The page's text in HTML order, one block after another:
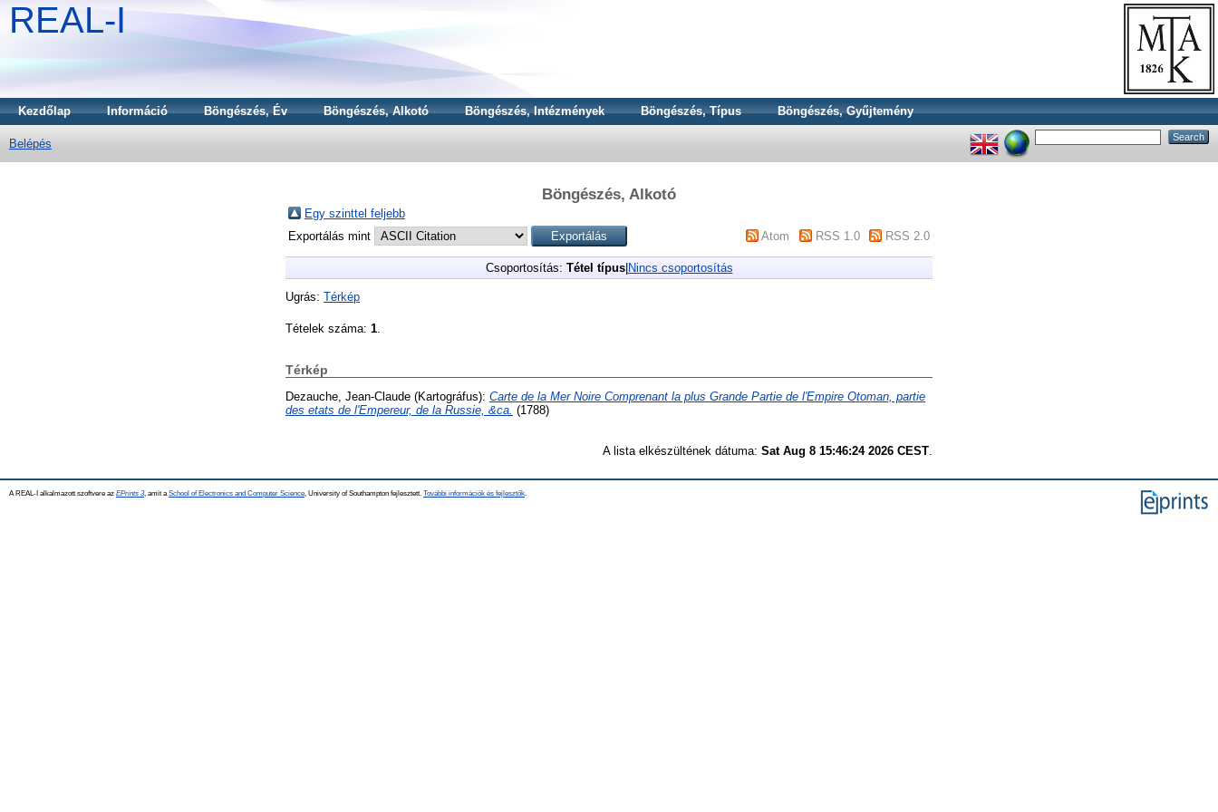
REAL-I
Kezdőlap Információ Böngészés, Év Böngészés, Alkotó Böngészés, Intézmények Böngészés, Típus Böngészés, Gyűjtemény
Belépés
Böngészés, Alkotó
Egy szinttel feljebb
Exportálás mint
Atom RSS 1.0 RSS 2.0
Csoportosítás: Tétel típus| Nincs csoportosítás
Ugrás: Térkép
Tételek száma: 1
Térkép
Dezauche, Jean-Claude (Kartográfus): Carte de la Mer Noire Comprenant la plus Grande Partie de l'Empire Otoman, partie
des etats de l'Empereur, de la Russie, &ca. (1788)
A lista elkészültének dátuma: Sat Aug 8 15:46:24 2026 CEST
A REAL-I alkalmazott szoftvere az EPrints 3, amit a School of Electronics and Computer Science , University of Southampton fejlesztett. További információk és fejlesztők